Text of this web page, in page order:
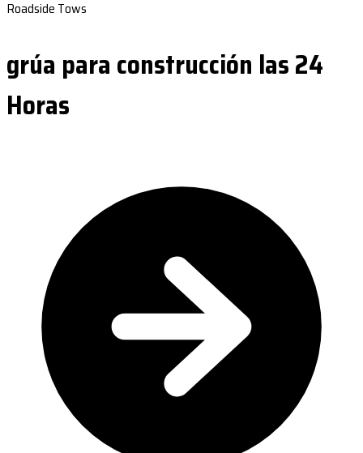
Roadside Tows
grúa para construcción las 24
Horas